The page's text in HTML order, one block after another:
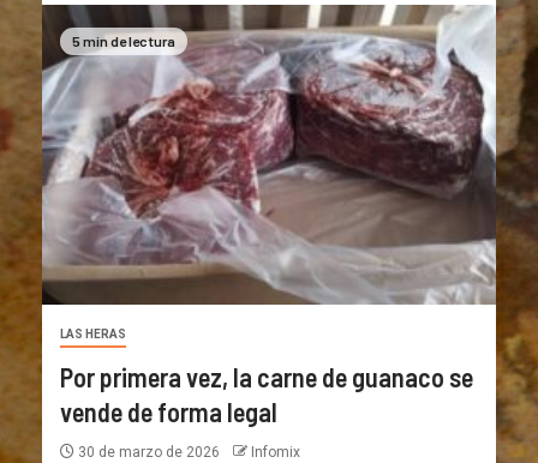
5 min de lectura
LAS HERAS
Por primera vez, la carne de guanaco se
vende de forma legal
30 de marzo de 2026 Infomix